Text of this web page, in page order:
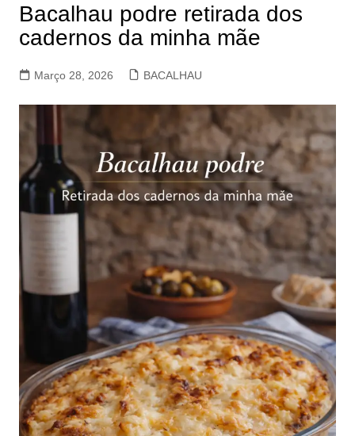
Bacalhau podre retirada dos
cadernos da minha mãe
Março 28, 2026 BACALHAU